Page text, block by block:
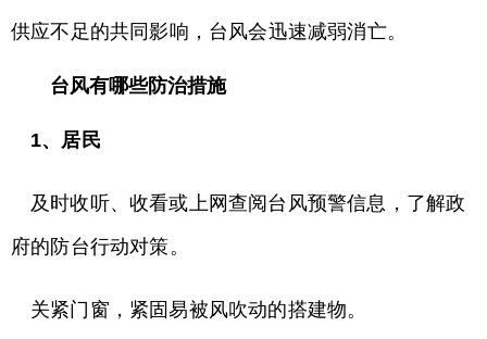
供应不足的共同影响，台风会迅速减弱消亡。
台风有哪些防治措施
1、居民
及时收听、收看或上网查阅台风预警信息，了解政
府的防台行动对策。
关紧门窗，紧固易被风吹动的搭建物。